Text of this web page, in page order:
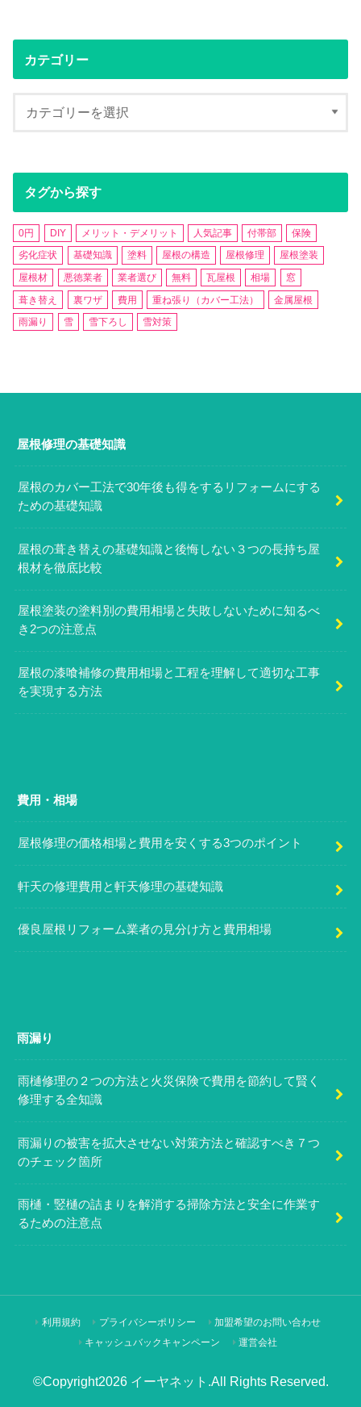
カテゴリー
タグから探す
0円 DIY メリット・デメリット 人気記事 付帯部
保険
劣化症状
基礎知識 塗料 屋根の構造 屋根修理
屋根塗装
屋根材
悪徳業者 業者選び 無料 瓦屋根 相場
窓
葺き替え
裏ワザ 費用 重ね張り（カバー工法）
金属屋根
雨漏り
雪 雪下ろし 雪対策
屋根修理の基礎知識
屋根のカバー工法で30年後も得をするリフォームにする
ための基礎知識
屋根の葺き替えの基礎知識と後悔しない３つの長持ち屋
根材を徹底比較
屋根塗装の塗料別の費用相場と失敗しないために知るべ
き2つの注意点
屋根の漆喰補修の費用相場と工程を理解して適切な工事
を実現する方法
費用・相場
屋根修理の価格相場と費用を安くする3つのポイント
軒天の修理費用と軒天修理の基礎知識
優良屋根リフォーム業者の見分け方と費用相場
雨漏り
雨樋修理の２つの方法と火災保険で費用を節約して賢く
修理する全知識
雨漏りの被害を拡大させない対策方法と確認すべき７つ
のチェック箇所
雨樋・竪樋の詰まりを解消する掃除方法と安全に作業す
るための注意点
利用規約 プライバシーポリシー 加盟希望のお問い合わせ
キャッシュバックキャンペーン 運営会社
©Copyright2026 イーヤネット .All Rights Reserved.